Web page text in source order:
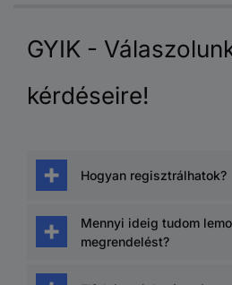
GYIK -
kérdéseire!
Hogyan regisztrálhatok?
Kattintson a "Új
Mennyi ideig tudom
megrendelést?